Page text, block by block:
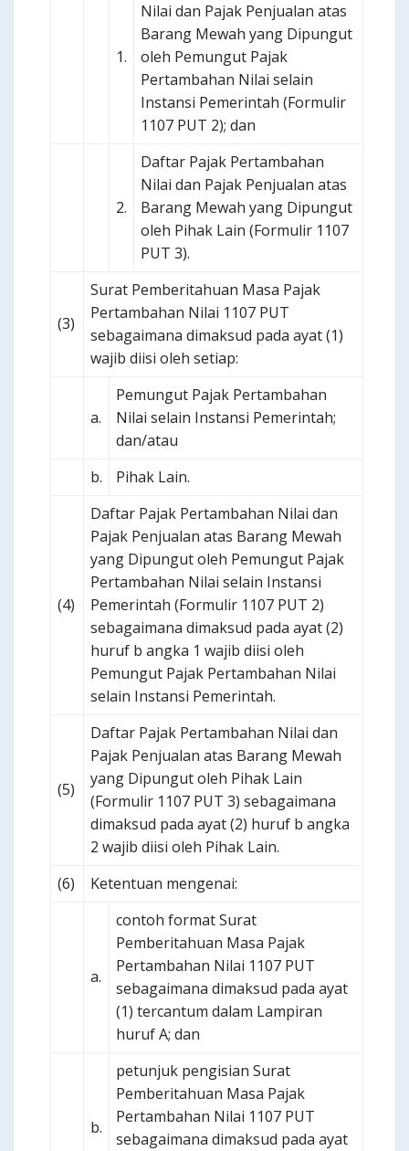
1.
Nilai dan Pajak Penjualan atas
Barang Mewah yang Dipungut
oleh Pemungut Pajak
Pertambahan Nilai selain
Instansi Pemerintah (Formulir
1107 PUT 2); dan
2.
Daftar Pajak Pertambahan
Nilai dan Pajak Penjualan atas
Barang Mewah yang Dipungut
oleh Pihak Lain (Formulir 1107
PUT 3).
(3)
Surat Pemberitahuan Masa Pajak
Pertambahan Nilai 1107 PUT
sebagaimana dimaksud pada ayat (1)
wajib diisi oleh setiap:
a.
Pemungut Pajak Pertambahan
Nilai selain Instansi Pemerintah;
dan/atau
b.
Pihak Lain.
(4)
Daftar Pajak Pertambahan Nilai dan
Pajak Penjualan atas Barang Mewah
yang Dipungut oleh Pemungut Pajak
Pertambahan Nilai selain Instansi
Pemerintah (Formulir 1107 PUT 2)
sebagaimana dimaksud pada ayat (2)
huruf b angka 1 wajib diisi oleh
Pemungut Pajak Pertambahan Nilai
selain Instansi Pemerintah.
(5)
Daftar Pajak Pertambahan Nilai dan
Pajak Penjualan atas Barang Mewah
yang Dipungut oleh Pihak Lain
(Formulir 1107 PUT 3) sebagaimana
dimaksud pada ayat (2) huruf b angka
2 wajib diisi oleh Pihak Lain.
(6)
Ketentuan mengenai:
a.
contoh format Surat
Pemberitahuan Masa Pajak
Pertambahan Nilai 1107 PUT
sebagaimana dimaksud pada ayat
(1) tercantum dalam Lampiran
huruf A; dan
b.
petunjuk pengisian Surat
Pemberitahuan Masa Pajak
Pertambahan Nilai 1107 PUT
sebagaimana dimaksud pada ayat